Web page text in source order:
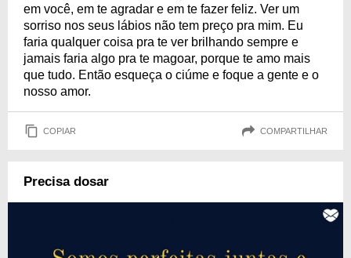
em você, em te agradar e em te fazer feliz. Ver um
sorriso nos seus lábios não tem preço pra mim. Eu
faria qualquer coisa pra te ver brilhando sempre e
jamais faria algo pra te magoar, porque te amo mais
que tudo. Então esqueça o ciúme e foque a gente e o
nosso amor.
COPIAR COMPARTILHAR
Precisa dosar